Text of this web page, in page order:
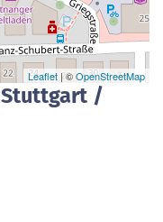
Leaflet | ©OpenStreetMap
/